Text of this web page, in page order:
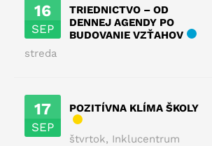
16
SEP
TRIEDNICTVO – OD
DENNEJ AGENDY PO
BUDOVANIE VZŤAHOV
streda
17
SEP
POZITÍVNA KLÍMA ŠKOLY
štvrtok, Inklucentrum